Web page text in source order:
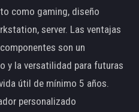
como gaming, diseño
server. Las ventajas
son un
y la versatilidad para futuras
útil de mínimo 5 años.
personalizado